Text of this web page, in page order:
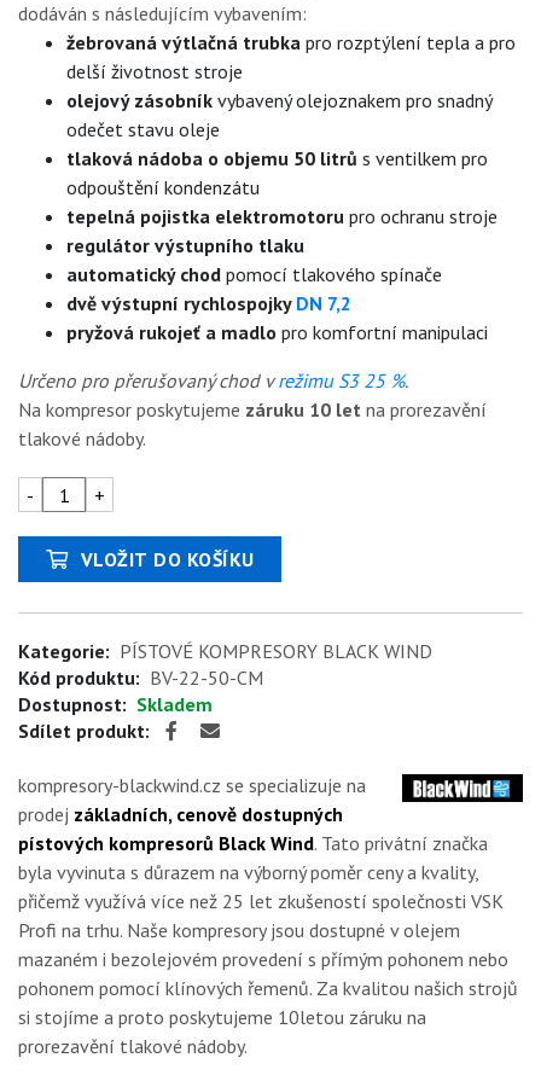
dodáván s následujícím vybavením:
žebrovaná výtlačná trubka pro rozptýlení tepla a pro
delší životnost stroje
olejový zásobník vybavený olejoznakem pro snadný
odečet stavu oleje
tlaková nádoba o objemu 50 litrů s ventilkem pro
odpouštění kondenzátu
tepelná pojistka elektromotoru pro ochranu stroje
regulátor výstupního tlaku
automatický chod pomocí tlakového spínače
dvě výstupní rychlospojky DN 7,2
pryžová rukojeť a madlo pro komfortní manipulaci
Určeno pro přerušovaný chod vrežimu S3 25 %.
Na kompresor poskytujeme záruku 10 let na prorezavění
tlakové nádoby.
- +
VLOŽIT DO KOŠÍKU
Kategorie: PÍSTOVÉ KOMPRESORY BLACK WIND
Kód produktu: BV-22-50-CM
Dostupnost: Skladem
Sdílet produkt:
kompresory-blackwind.cz se specializuje na
prodej základních, cenově dostupných
pístových kompresorů Black Wind. Tato privátní značka
byla vyvinuta s důrazem na výborný poměr ceny a kvality,
přičemž využívá více než 25 let zkušeností společnosti VSK
Profi na trhu. Naše kompresory jsou dostupné v olejem
mazaném i bezolejovém provedení s přímým pohonem nebo
pohonem pomocí klínových řemenů. Za kvalitou našich strojů
si stojíme a proto poskytujeme 10letou záruku na
prorezavění tlakové nádoby.